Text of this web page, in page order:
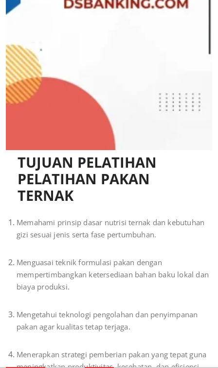
TUJUAN PELATIHAN
PELATIHAN PAKAN
TERNAK
Memahami prinsip dasar nutrisi ternak dan kebutuhan
gizi sesuai jenis serta fase pertumbuhan.
Menguasai teknik formulasi pakan dengan
mempertimbangkan ketersediaan bahan baku lokal dan
biaya produksi.
Mengetahui teknologi pengolahan dan penyimpanan
pakan agar kualitas tetap terjaga.
Menerapkan strategi pemberian pakan yang tepat guna